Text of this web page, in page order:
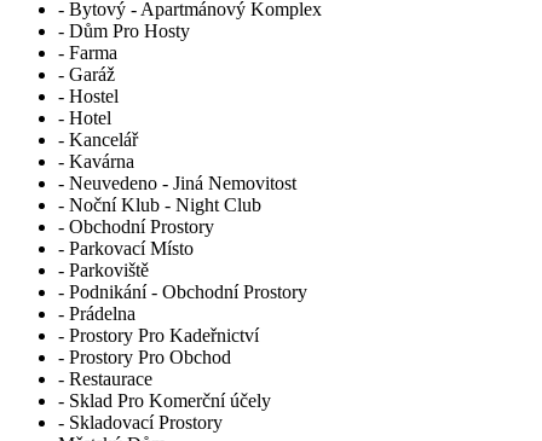
- Bytový - Apartmánový Komplex
- Dům Pro Hosty
- Farma
- Garáž
- Hostel
- Hotel
- Kancelář
- Kavárna
- Neuvedeno - Jiná Nemovitost
- Noční Klub - Night Club
- Obchodní Prostory
- Parkovací Místo
- Parkoviště
- Podnikání - Obchodní Prostory
- Prádelna
- Prostory Pro Kadeřnictví
- Prostory Pro Obchod
- Restaurace
- Sklad Pro Komerční účely
- Skladovací Prostory